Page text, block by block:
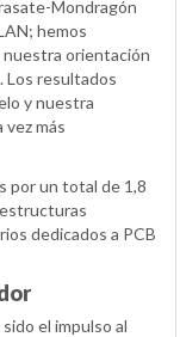
Mondragón
hemos
orientación
Los resultados
y nuestra
más
por un total de 1,8
dedicados a PCB
el impulso al